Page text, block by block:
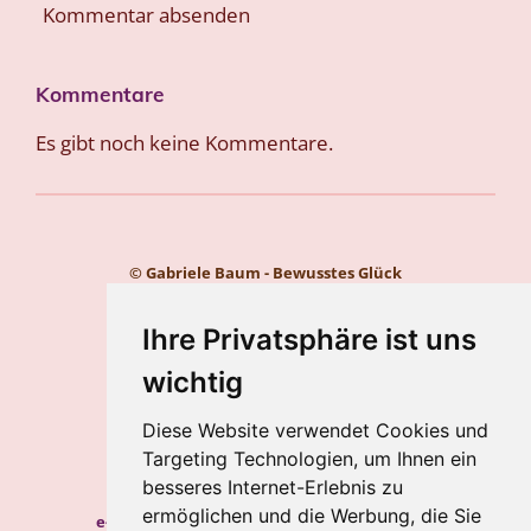
Ihre Privatsphäre ist uns
wichtig
Diese Website verwendet Cookies und
Targeting Technologien, um Ihnen ein
besseres Internet-Erlebnis zu
ermöglichen und die Werbung, die Sie
Kommentar absenden
Kommentare
Es gibt noch keine Kommentare.
© Gabriele Baum - Bewusstes Glück
Datenschutz
Gabriele Baum
Wilhelmstraße 34, 56112 Lahnstein
Handy:+49 157 8450 2773
e-mail:hypnosecoaching.baum@gmail.com